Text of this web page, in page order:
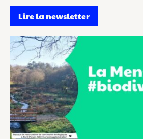
Lire la newsletter